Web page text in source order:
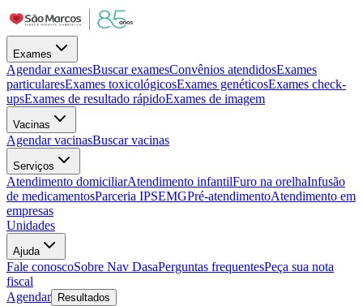
Exames
Agendar examesBuscar examesConvênios atendidosExames
particularesExames toxicológicosExames genéticosExames check-
upsExames de resultado rápidoExames de imagem
Vacinas
Agendar vacinasBuscar vacinas
Serviços
Atendimento domiciliarAtendimento infantilFuro na orelhaInfusão
de medicamentosParceria IPSEMGPré-atendimentoAtendimento em
empresas
Unidades
Ajuda
Fale conoscoSobre Nav DasaPerguntas frequentesPeça sua nota
fiscal
Agendar
Resultados